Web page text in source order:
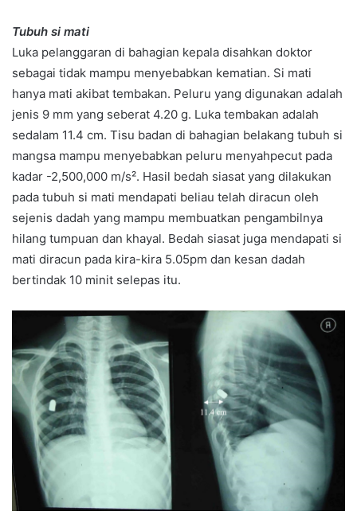
Tubuh si mati
Luka pelanggaran di bahagian kepala disahkan doktor
sebagai tidak mampu menyebabkan kematian. Si mati
hanya mati akibat tembakan. Peluru yang digunakan adalah
jenis 9 mm yang seberat 4.20 g. Luka tembakan adalah
sedalam 11.4 cm. Tisu badan di bahagian belakang tubuh si
mangsa mampu menyebabkan peluru menyahpecut pada
kadar -2,500,000 m/s². Hasil bedah siasat yang dilakukan
pada tubuh si mati mendapati beliau telah diracun oleh
sejenis dadah yang mampu membuatkan pengambilnya
hilang tumpuan dan khayal. Bedah siasat juga mendapati si
mati diracun pada kira-kira 5.05pm dan kesan dadah
bertindak 10 minit selepas itu.